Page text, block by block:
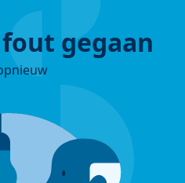
gegaan